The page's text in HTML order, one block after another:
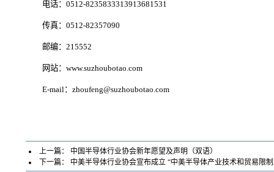
电话：0512-8235833313913681531
传真：0512-82357090
邮编：215552
网站：www.suzhoubotao.com
E-mail：zhoufeng@suzhoubotao.com
上一篇：
中国半导体行业协会新年愿望及声明（双语）
下一篇：
中美半导体行业协会宣布成立 “中美半导体产业技术和贸易限